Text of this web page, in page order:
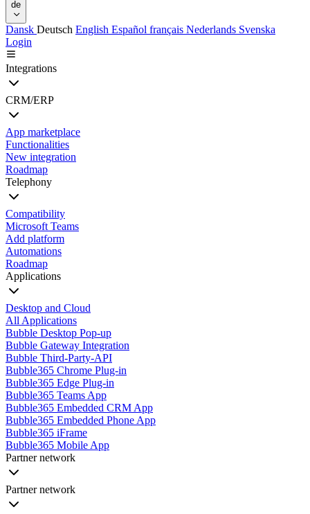
de
Dansk Deutsch English Español français Nederlands Svenska
Login
Integrations
CRM/ERP
App marketplace
Functionalities
New integration
Roadmap
Telephony
Compatibility
Microsoft Teams
Add platform
Automations
Roadmap
Applications
Desktop and Cloud
All Applications
Bubble Desktop Pop-up
Bubble Gateway Integration
Bubble Third-Party-API
Bubble365 Chrome Plug-in
Bubble365 Edge Plug-in
Bubble365 Teams App
Bubble365 Embedded CRM App
Bubble365 Embedded Phone App
Bubble365 iFrame
Bubble365 Mobile App
Partner network
Partner network